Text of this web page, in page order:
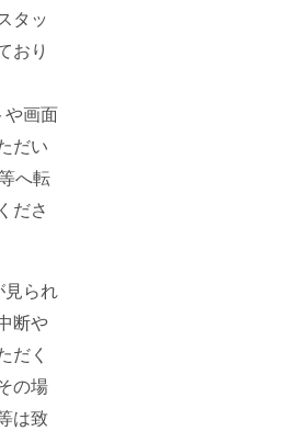
タッ
おり
や画面
だい
へ転
ださ
見られ
断や
だく
の場
は致